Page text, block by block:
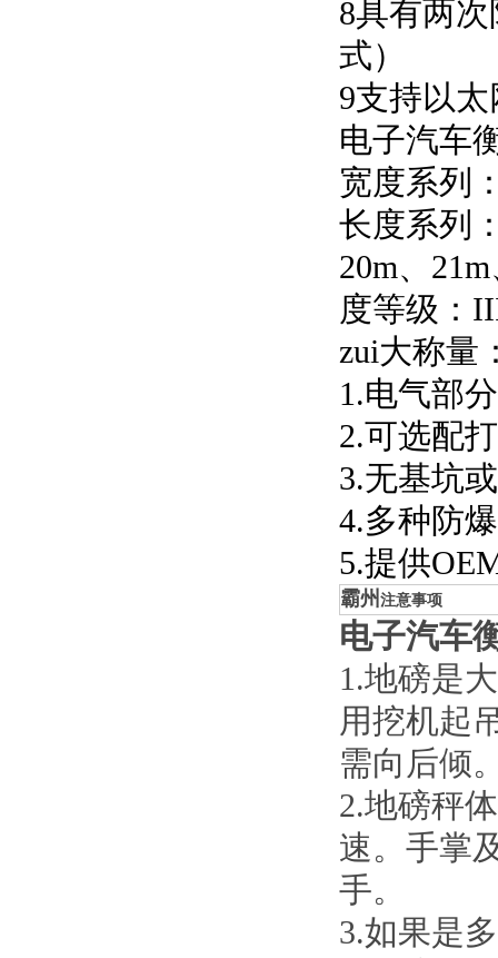
8具有两
式）
9支持以
电子汽车
宽度系列
长度系列
20m、
度等级：
zui大称量
1.电气部
2.可选配
3.无基坑
4.多种防
5.提供
霸州 注意事项
电子汽车
1.地磅是
用挖机起
需向后倾
2.地磅秤
速。手掌
手。
3.如果是